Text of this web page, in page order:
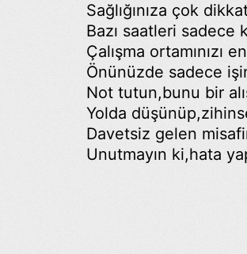
Sağlığınıza çok
Bazı saatleri sadece
Çalışma ortamınızı
Önünüzde sadece
Not tutun,bunu bir
Yolda
Davetsiz gelen
Unutmayın ki,hata